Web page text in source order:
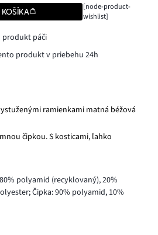
[node-product-
wishlist]
produkt páči
produkt v priebehu 24h
ramienkami matná béžová
čipkou. S kosticami, ľahko
polyamid (recyklovaný), 20%
Čipka: 90% polyamid, 10%